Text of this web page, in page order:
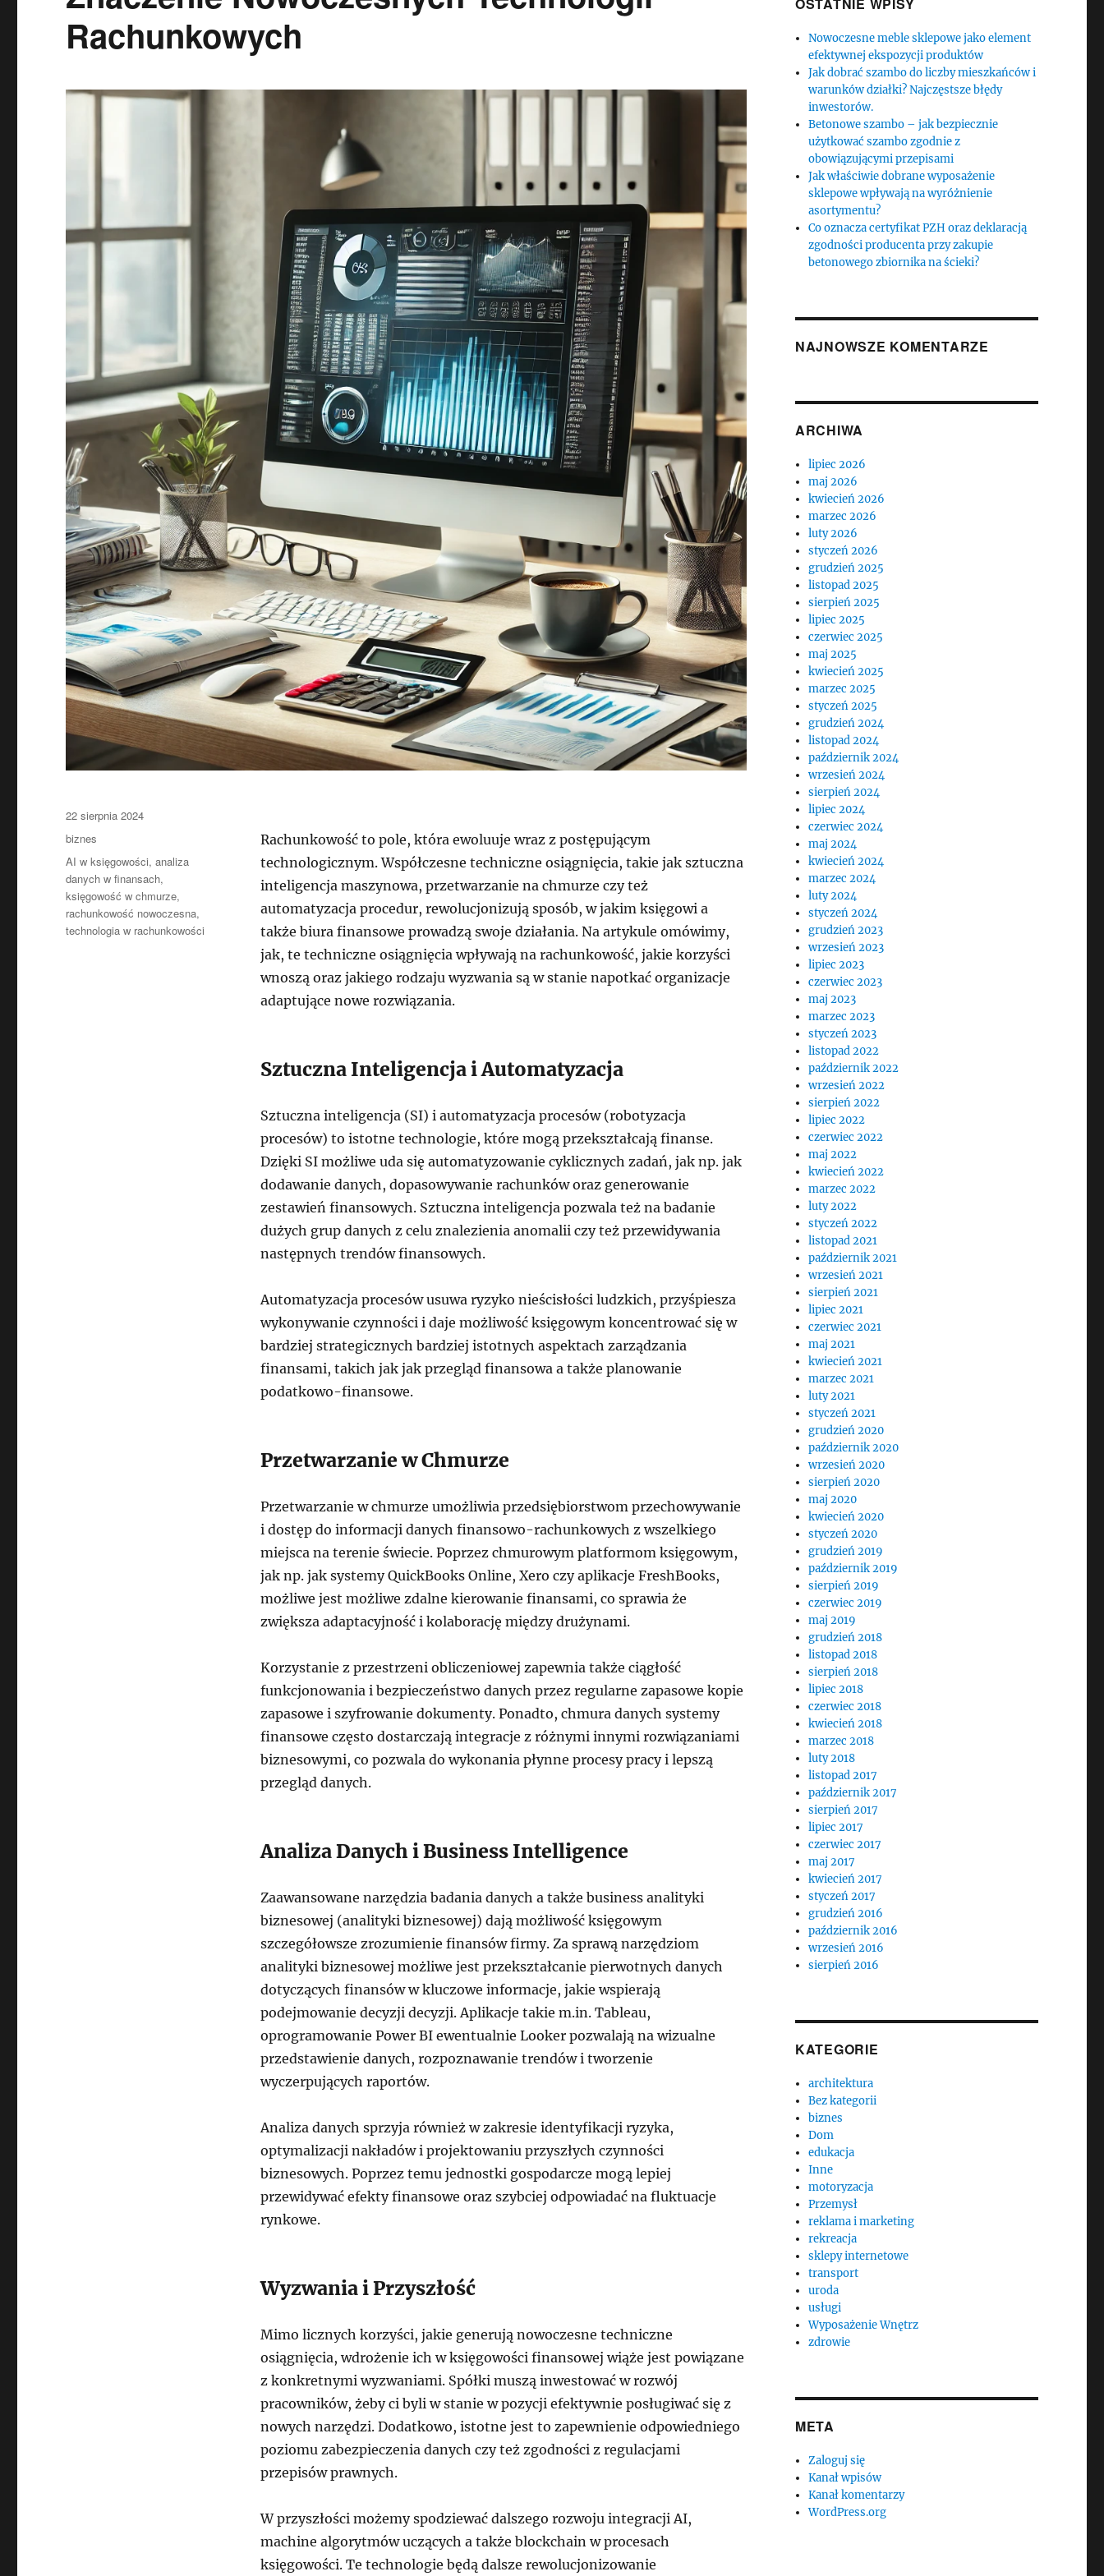
Rachunkowych
Rachunkowość to pole, która ewoluuje wraz z postępującym
technologicznym. Współczesne techniczne osiągnięcia, takie jak sztuczna
inteligencja maszynowa, przetwarzanie na chmurze czy też
automatyzacja procedur, rewolucjonizują sposób, w jakim księgowi a
także biura finansowe prowadzą swoje działania. Na artykule omówimy,
jak, te techniczne osiągnięcia wpływają na rachunkowość, jakie korzyści
wnoszą oraz jakiego rodzaju wyzwania są w stanie napotkać organizacje
adaptujące nowe rozwiązania.
Sztuczna Inteligencja i Automatyzacja
Sztuczna inteligencja (SI) i automatyzacja procesów (robotyzacja
procesów) to istotne technologie, które mogą przekształcają finanse.
Dzięki SI możliwe uda się automatyzowanie cyklicznych zadań, jak np. jak
dodawanie danych, dopasowywanie rachunków oraz generowanie
zestawień finansowych. Sztuczna inteligencja pozwala też na badanie
dużych grup danych z celu znalezienia anomalii czy też przewidywania
następnych trendów finansowych.
Automatyzacja procesów usuwa ryzyko nieścisłości ludzkich, przyśpiesza
wykonywanie czynności i daje możliwość księgowym koncentrować się w
bardziej strategicznych bardziej istotnych aspektach zarządzania
finansami, takich jak jak przegląd finansowa a także planowanie
podatkowo-finansowe.
Przetwarzanie w Chmurze
Przetwarzanie w chmurze umożliwia przedsiębiorstwom przechowywanie
i dostęp do informacji danych finansowo-rachunkowych z wszelkiego
miejsca na terenie świecie. Poprzez chmurowym platformom księgowym,
jak np. jak systemy QuickBooks Online, Xero czy aplikacje FreshBooks,
możliwe jest możliwe zdalne kierowanie finansami, co sprawia że
zwiększa adaptacyjność i kolaborację między drużynami.
Korzystanie z przestrzeni obliczeniowej zapewnia także ciągłość
funkcjonowania i bezpieczeństwo danych przez regularne zapasowe kopie
zapasowe i szyfrowanie dokumenty. Ponadto, chmura danych systemy
finansowe często dostarczają integracje z różnymi innymi rozwiązaniami
biznesowymi, co pozwala do wykonania płynne procesy pracy i lepszą
przegląd danych.
Analiza Danych i Business Intelligence
Zaawansowane narzędzia badania danych a także business analityki
biznesowej (analityki biznesowej) dają możliwość księgowym
szczegółowsze zrozumienie finansów firmy. Za sprawą narzędziom
analityki biznesowej możliwe jest przekształcanie pierwotnych danych
dotyczących finansów w kluczowe informacje, jakie wspierają
podejmowanie decyzji decyzji. Aplikacje takie m.in. Tableau,
oprogramowanie Power BI ewentualnie Looker pozwalają na wizualne
przedstawienie danych, rozpoznawanie trendów i tworzenie
wyczerpujących raportów.
Analiza danych sprzyja również w zakresie identyfikacji ryzyka,
optymalizacji nakładów i projektowaniu przyszłych czynności
biznesowych. Poprzez temu jednostki gospodarcze mogą lepiej
przewidywać efekty finansowe oraz szybciej odpowiadać na fluktuacje
rynkowe.
Wyzwania i Przyszłość
Mimo licznych korzyści, jakie generują nowoczesne techniczne
osiągnięcia, wdrożenie ich w księgowości finansowej wiąże jest powiązane
z konkretnymi wyzwaniami. Spółki muszą inwestować w rozwój
pracowników, żeby ci byli w stanie w pozycji efektywnie posługiwać się z
nowych narzędzi. Dodatkowo, istotne jest to zapewnienie odpowiedniego
poziomu zabezpieczenia danych czy też zgodności z regulacjami
przepisów prawnych.
W przyszłości możemy spodziewać dalszego rozwoju integracji AI,
machine algorytmów uczących a także blockchain w procesach
księgowości. Te technologie będą dalsze rewolucjonizowanie
Data
publikacji
22 sierpnia 2024
Kategorie
biznes
Tagi
AI w księgowości,analiza
danych w finansach,
księgowość w chmurze,
rachunkowość nowoczesna,
technologia w rachunkowości
Nowoczesne meble sklepowe jako element
efektywnej ekspozycji produktów
Jak dobrać szambo do liczby mieszkańców i
warunków działki? Najczęstsze błędy
inwestorów.
Betonowe szambo – jak bezpiecznie
użytkować szambo zgodnie z
obowiązującymi przepisami
Jak właściwie dobrane wyposażenie
sklepowe wpływają na wyróżnienie
asortymentu?
Co oznacza certyfikat PZH oraz deklaracją
zgodności producenta przy zakupie
betonowego zbiornika na ścieki?
NAJNOWSZE KOMENTARZE
ARCHIWA
lipiec 2026
maj 2026
kwiecień 2026
marzec 2026
luty 2026
styczeń 2026
grudzień 2025
listopad 2025
sierpień 2025
lipiec 2025
czerwiec 2025
maj 2025
kwiecień 2025
marzec 2025
styczeń 2025
grudzień 2024
listopad 2024
październik 2024
wrzesień 2024
sierpień 2024
lipiec 2024
czerwiec 2024
maj 2024
kwiecień 2024
marzec 2024
luty 2024
styczeń 2024
grudzień 2023
wrzesień 2023
lipiec 2023
czerwiec 2023
maj 2023
marzec 2023
styczeń 2023
listopad 2022
październik 2022
wrzesień 2022
sierpień 2022
lipiec 2022
czerwiec 2022
maj 2022
kwiecień 2022
marzec 2022
luty 2022
styczeń 2022
listopad 2021
październik 2021
wrzesień 2021
sierpień 2021
lipiec 2021
czerwiec 2021
maj 2021
kwiecień 2021
marzec 2021
luty 2021
styczeń 2021
grudzień 2020
październik 2020
wrzesień 2020
sierpień 2020
maj 2020
kwiecień 2020
styczeń 2020
grudzień 2019
październik 2019
sierpień 2019
czerwiec 2019
maj 2019
grudzień 2018
listopad 2018
sierpień 2018
lipiec 2018
czerwiec 2018
kwiecień 2018
marzec 2018
luty 2018
listopad 2017
październik 2017
sierpień 2017
lipiec 2017
czerwiec 2017
maj 2017
kwiecień 2017
styczeń 2017
grudzień 2016
październik 2016
wrzesień 2016
sierpień 2016
KATEGORIE
architektura
Bez kategorii
biznes
Dom
edukacja
Inne
motoryzacja
Przemysł
reklama i marketing
rekreacja
sklepy internetowe
transport
uroda
usługi
Wyposażenie Wnętrz
zdrowie
META
Zaloguj się
Kanał wpisów
Kanał komentarzy
WordPress.org